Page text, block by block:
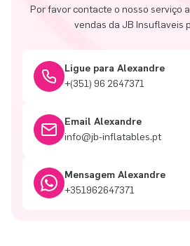
Por favor contacte o nosso serviço
vendas da JB Insuflaveis
Ligue para Alexandre
+(351) 96 2647371
Email Alexandre
info@jb-inflatables.pt
Mensagem Alexandre
+351962647371